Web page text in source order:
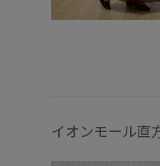
イオンモール直